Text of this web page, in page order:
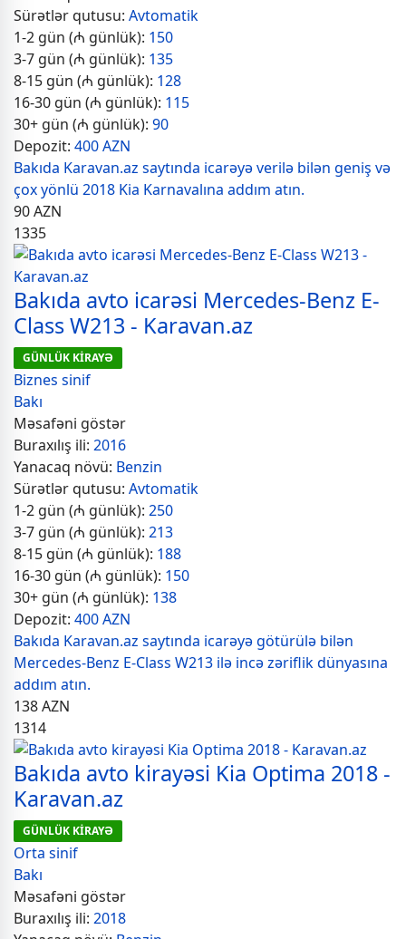
Sürətlər qutusu: Avtomatik
1-2 gün (₼ günlük): 150
3-7 gün (₼ günlük): 135
8-15 gün (₼ günlük): 128
16-30 gün (₼ günlük): 115
30+ gün (₼ günlük): 90
Depozit: 400 AZN
Bakıda Karavan.az saytında icarəyə verilə bilən geniş və
çox yönlü 2018 Kia Karnavalına addım atın.
90AZN
1335
Bakıda avto icarəsi Mercedes-Benz E-
Class W213 - Karavan.az
GÜNLÜK KİRAYƏ
Biznes sinif
Bakı
Məsafəni göstər
Buraxılış ili: 2016
Yanacaq növü: Benzin
Sürətlər qutusu: Avtomatik
1-2 gün (₼ günlük): 250
3-7 gün (₼ günlük): 213
8-15 gün (₼ günlük): 188
16-30 gün (₼ günlük): 150
30+ gün (₼ günlük): 138
Depozit: 400 AZN
Bakıda Karavan.az saytında icarəyə götürülə bilən
Mercedes-Benz E-Class W213 ilə incə zəriflik dünyasına
addım atın.
138AZN
1314
Bakıda avto kirayəsi Kia Optima 2018 -
Karavan.az
GÜNLÜK KİRAYƏ
Orta sinif
Bakı
Məsafəni göstər
Buraxılış ili: 2018